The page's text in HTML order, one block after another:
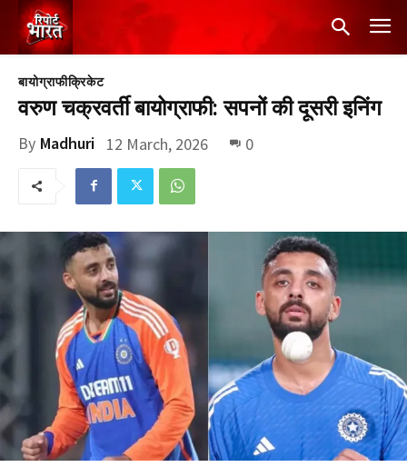
बायोग्राफीक्रिकेट
वरुण चक्रवर्ती बायोग्राफी: सपनों की दूसरी इनिंग
By Madhuri 12 March, 2026 0